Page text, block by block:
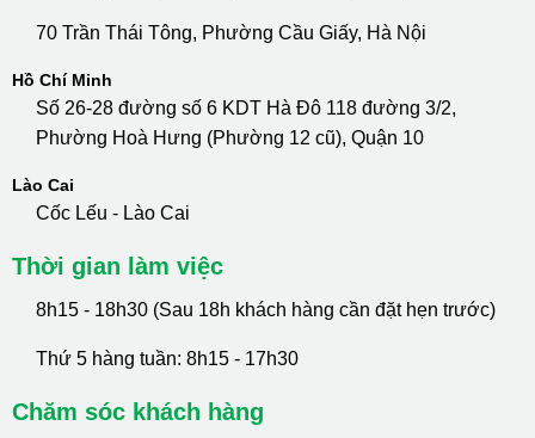
70 Trần Thái Tông, Phường Cầu Giấy, Hà Nội
Hồ Chí Minh
Số 26-28 đường số 6 KDT Hà Đô 118 đường 3/2,
Phường Hoà Hưng (Phường 12 cũ), Quận 10
Lào Cai
Cốc Lếu - Lào Cai
Thời gian làm việc
8h15 - 18h30 (Sau 18h khách hàng cần đặt hẹn trước)
Thứ 5 hàng tuần: 8h15 - 17h30
Chăm sóc khách hàng